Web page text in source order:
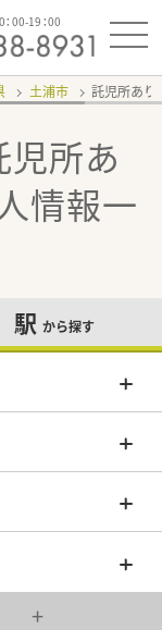
00-19：00
土浦市 託児所あり
児所あ
情報一
駅 から探す